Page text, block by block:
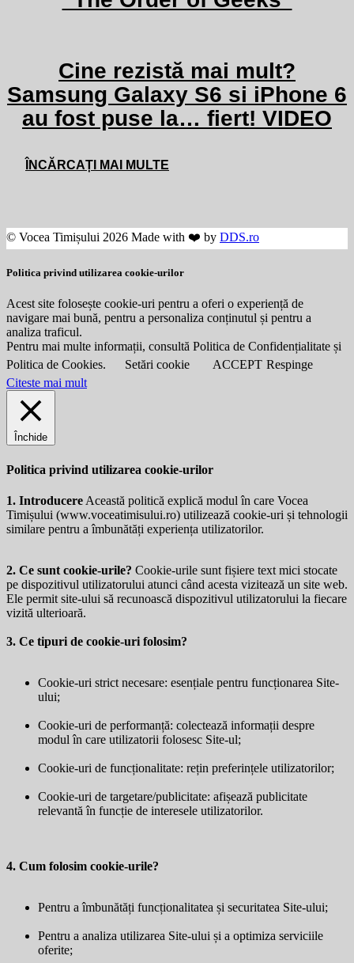
Cine rezistă mai mult?
Samsung Galaxy S6 si iPhone 6
au fost puse la… fiert! VIDEO
ÎNCĂRCAȚI MAI MULTE
© Vocea Timișului 2026 Made with ❤️ by DDS.ro
Politica privind utilizarea cookie-urilor
Acest site folosește cookie-uri pentru a oferi o experiență de
navigare mai bună, pentru a personaliza conținutul și pentru a
analiza traficul.
Pentru mai multe informații, consultă Politica de Confidențialitate și
Politica de Cookies.
Setări cookie ACCEPT Respinge
Citeste mai mult
Închide
Politica privind utilizarea cookie-urilor
1. Introducere Această politică explică modul în care Vocea
Timișului (www.voceatimisului.ro) utilizează cookie-uri și tehnologii
similare pentru a îmbunătăți experiența utilizatorilor.
2. Ce sunt cookie-urile? Cookie-urile sunt fișiere text mici stocate
pe dispozitivul utilizatorului atunci când acesta vizitează un site web.
Ele permit site-ului să recunoască dispozitivul utilizatorului la fiecare
vizită ulterioară.
3. Ce tipuri de cookie-uri folosim?
Cookie-uri strict necesare: esențiale pentru funcționarea Site-
ului;
Cookie-uri de performanță: colectează informații despre
modul în care utilizatorii folosesc Site-ul;
Cookie-uri de funcționalitate: rețin preferințele utilizatorilor;
Cookie-uri de targetare/publicitate: afișează publicitate
relevantă în funcție de interesele utilizatorilor.
4. Cum folosim cookie-urile?
Pentru a îmbunătăți funcționalitatea și securitatea Site-ului;
Pentru a analiza utilizarea Site-ului și a optimiza serviciile
oferite;